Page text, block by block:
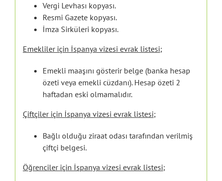
Vergi Levhası kopyası.
Resmi Gazete kopyası.
İmza Sirküleri kopyası.
Emekliler için İspanya vizesi evrak listesi;
Emekli maaşını gösterir belge (banka hesap
özeti veya emekli cüzdanı). Hesap özeti 2
haftadan eski olmamalıdır.
Çiftçiler için İspanya vizesi evrak listesi;
Bağlı olduğu ziraat odası tarafından verilmiş
çiftçi belgesi.
Öğrenciler için İspanya vizesi evrak listesi;